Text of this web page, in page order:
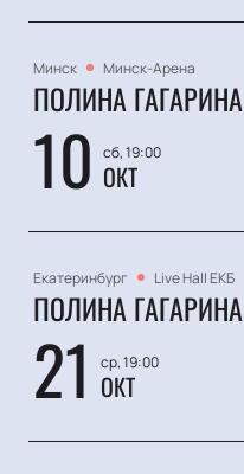
Минск Минск-Арена
ПОЛИНА ГАГАРИНА
10 сб, 19:00
ОКТ
Екатеринбург Live Hall ЕКБ
ПОЛИНА ГАГАРИНА
21 ср, 19:00
ОКТ